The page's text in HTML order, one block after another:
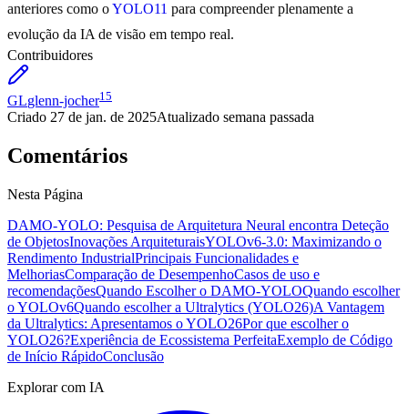
anteriores como oYOLO11 para compreender plenamente a
evolução da IA de visão em tempo real.
Contribuidores
GLglenn-jocher15
Criado 27 de jan. de 2025Atualizado semana passada
Comentários
Nesta Página
DAMO-YOLO: Pesquisa de Arquitetura Neural encontra Deteção
de ObjetosInovações ArquiteturaisYOLOv6-3.0: Maximizando o
Rendimento IndustrialPrincipais Funcionalidades e
MelhoriasComparação de DesempenhoCasos de uso e
recomendaçõesQuando Escolher o DAMO-YOLOQuando escolher
o YOLOv6Quando escolher a Ultralytics (YOLO26)A Vantagem
da Ultralytics: Apresentamos o YOLO26Por que escolher o
YOLO26?Experiência de Ecossistema PerfeitaExemplo de Código
de Início RápidoConclusão
Explorar com IA